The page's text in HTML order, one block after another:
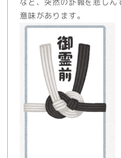
など、突然の訃報を悲しん
意味があります。